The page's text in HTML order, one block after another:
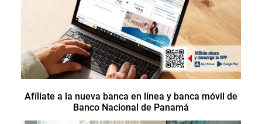
Afíliate a la nueva banca en línea y banca móvil de
Banco Nacional de Panamá